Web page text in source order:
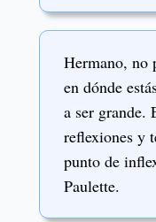
Hermano, no
en dónde
a ser grande.
reflexiones y
punto de
Paulette.